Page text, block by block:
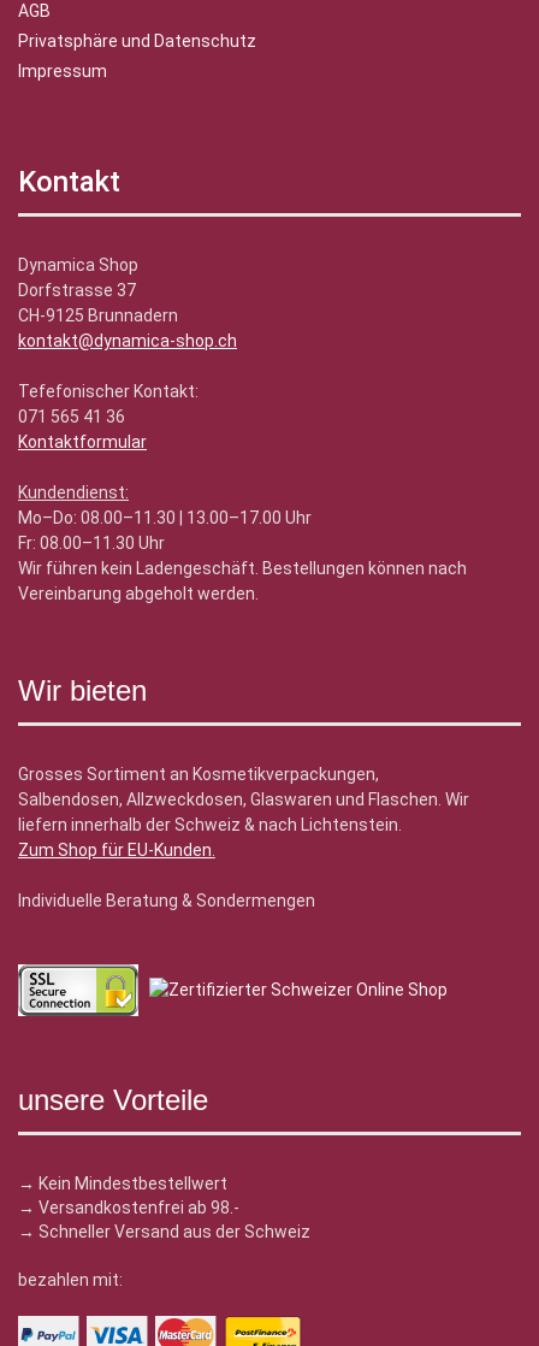
AGB
Privatsphäre und Datenschutz
Impressum
Kontakt
Dynamica Shop
Dorfstrasse 37
CH-9125 Brunnadern
kontakt@dynamica-shop.ch
Tefefonischer Kontakt:
071 565 41 36
Kontaktformular
Kundendienst:
Mo–Do: 08.00–11.30 | 13.00–17.00 Uhr
Fr: 08.00–11.30 Uhr
Wir führen kein Ladengeschäft. Bestellungen können nach
Vereinbarung abgeholt werden.
Wir bieten
Grosses Sortiment an Kosmetikverpackungen,
Salbendosen, Allzweckdosen, Glaswaren und Flaschen. Wir
liefern innerhalb der Schweiz & nach Lichtenstein.
Zum Shop für EU-Kunden.
Individuelle Beratung & Sondermengen
unsere Vorteile
→ Kein Mindestbestellwert
→ Versandkostenfrei ab 98.-
→ Schneller Versand aus der Schweiz
bezahlen mit: